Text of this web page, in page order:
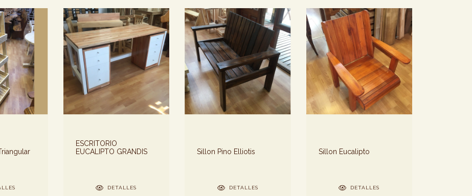
ESCRITORIO
EUCALIPTO GRANDIS
DETALLES
Sillon Pino Elliotis
DETALLES
Sillon Eucalipto
DETALLES